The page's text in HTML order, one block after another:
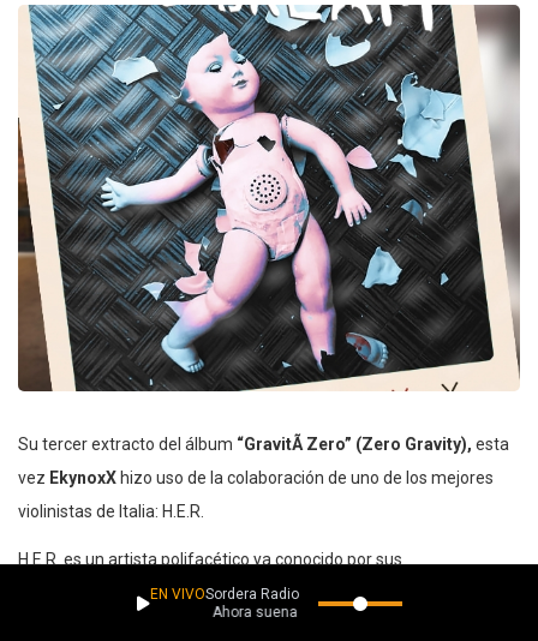
Su tercer extracto del álbum “GravitÃ Zero” (Zero Gravity), esta
vez EkynoxX hizo uso de la colaboración de uno de los mejores
violinistas de Italia: H.E.R.
H.E.R. es un artista polifacético ya conocido por sus
colaboraciones con grandes artistas italianos como Lucio Dalla y
EN VIVOSordera Radio
Ahora suena